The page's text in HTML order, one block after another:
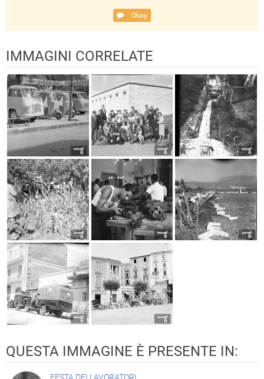
Okay
IMMAGINI CORRELATE
QUESTA IMMAGINE È PRESENTE IN: